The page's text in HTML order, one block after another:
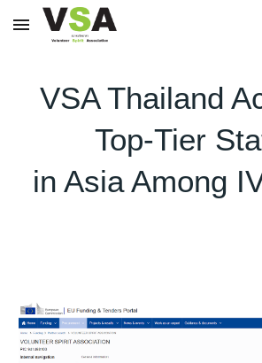
Skip to main content
VSA Thailand
Top-Tier
in Asia Among